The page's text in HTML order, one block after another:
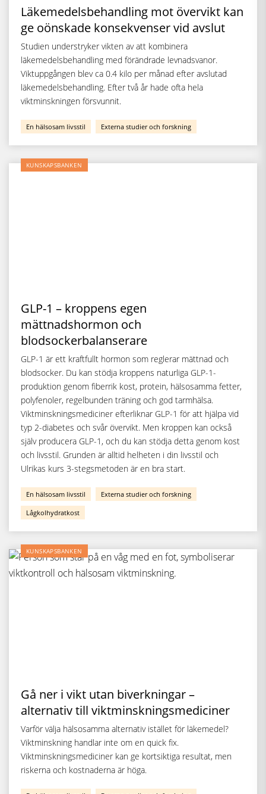
Läkemedelsbehandling mot övervikt kan
ge oönskade konsekvenser vid avslut
Studien understryker vikten av att kombinera
läkemedelsbehandling med förändrade levnadsvanor.
Viktuppgången blev ca 0.4 kilo per månad efter avslutad
läkemedelsbehandling. Efter två år hade ofta hela
viktminskningen försvunnit.
En hälsosam livsstil Externa studier och forskning
KUNSKAPSBANKEN
GLP-1 – kroppens egen
mättnadshormon och
blodsockerbalanserare
GLP-1 är ett kraftfullt hormon som reglerar mättnad och
blodsocker. Du kan stödja kroppens naturliga GLP-1-
produktion genom fiberrik kost, protein, hälsosamma fetter,
polyfenoler, regelbunden träning och god tarmhälsa.
Viktminskningsmediciner efterliknar GLP-1 för att hjälpa vid
typ 2-diabetes och svår övervikt. Men kroppen kan också
själv producera GLP-1, och du kan stödja detta genom kost
och livsstil. Grunden är alltid helheten i din livsstil och
Ulrikas kurs 3-stegsmetoden är en bra start.
En hälsosam livsstil Externa studier och forskning
Lågkolhydratkost
KUNSKAPSBANKEN
Gå ner i vikt utan biverkningar –
alternativ till viktminskningsmediciner
Varför välja hälsosamma alternativ istället för läkemedel?
Viktminskning handlar inte om en quick fix.
Viktminskningsmediciner kan ge kortsiktiga resultat, men
riskerna och kostnaderna är höga.